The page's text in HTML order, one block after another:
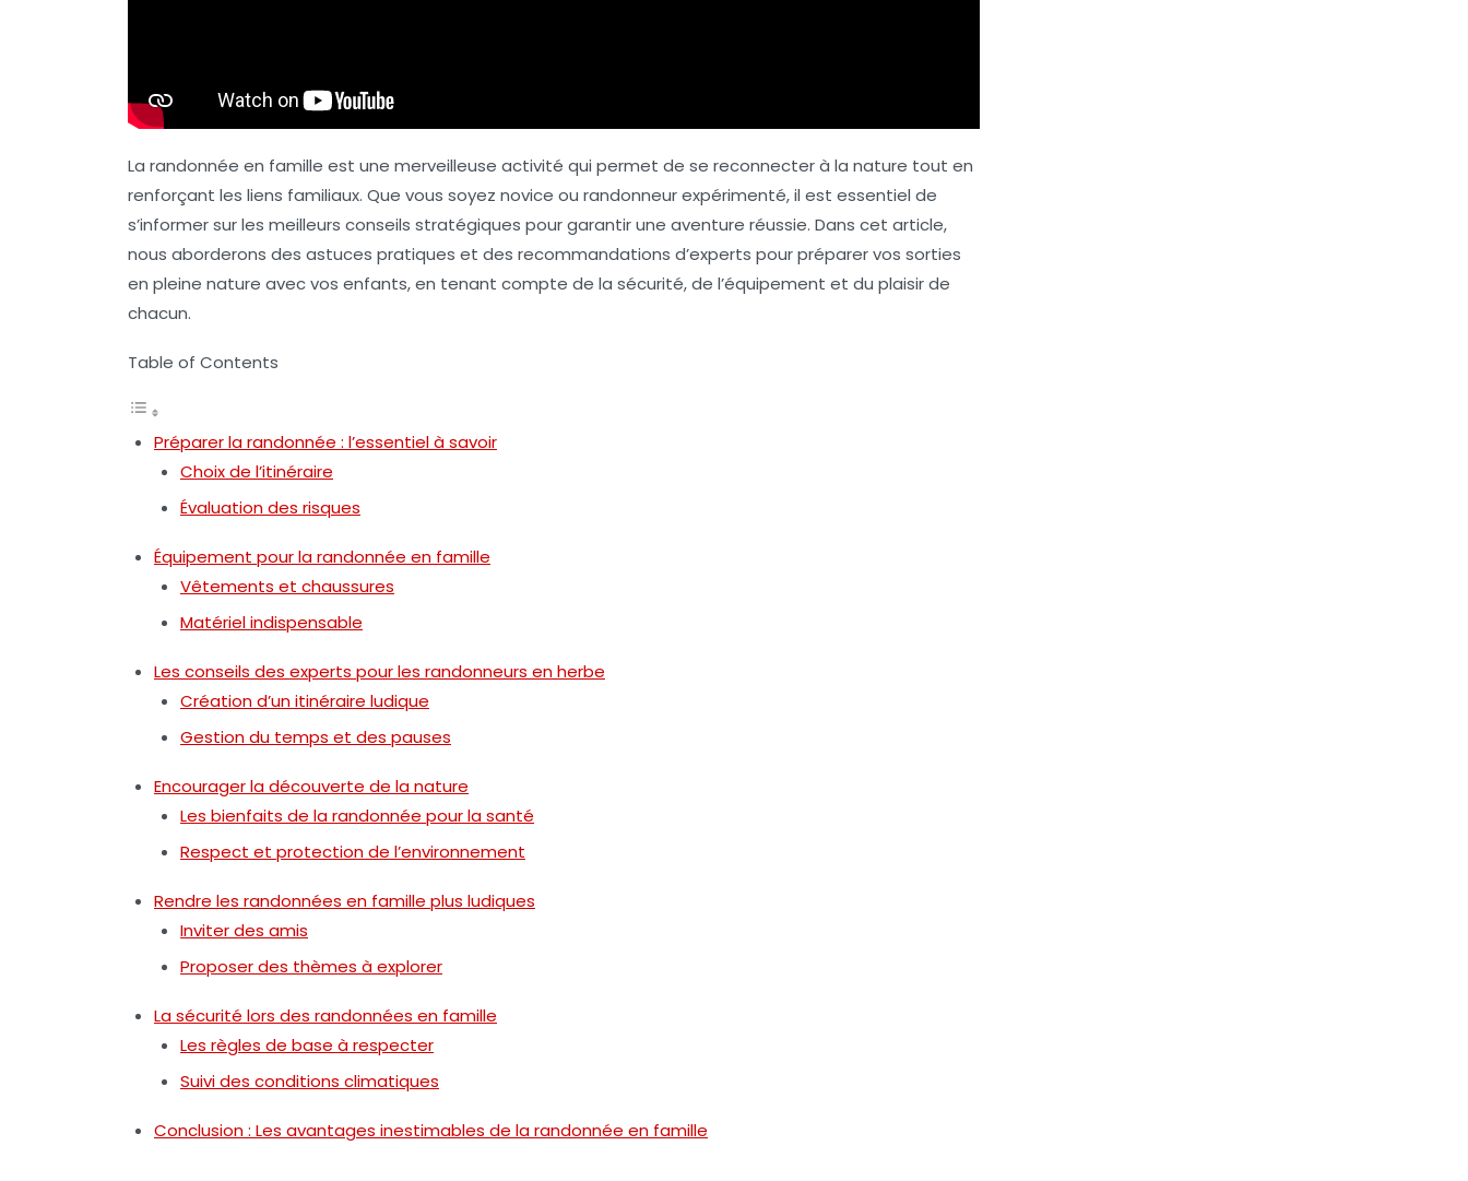
La randonnée en famille est une merveilleuse activité qui permet de se reconnecter à la nature tout en
renforçant les liens familiaux. Que vous soyez novice ou randonneur expérimenté, il est essentiel de
s’informer sur les meilleurs conseils stratégiques pour garantir une aventure réussie. Dans cet article,
nous aborderons des astuces pratiques et des recommandations d’experts pour préparer vos sorties
en pleine nature avec vos enfants, en tenant compte de la sécurité, de l’équipement et du plaisir de
chacun.
Table of Contents
Préparer la randonnée : l’essentiel à savoir
Choix de l’itinéraire
Évaluation des risques
Équipement pour la randonnée en famille
Vêtements et chaussures
Matériel indispensable
Les conseils des experts pour les randonneurs en herbe
Création d’un itinéraire ludique
Gestion du temps et des pauses
Encourager la découverte de la nature
Les bienfaits de la randonnée pour la santé
Respect et protection de l’environnement
Rendre les randonnées en famille plus ludiques
Inviter des amis
Proposer des thèmes à explorer
La sécurité lors des randonnées en famille
Les règles de base à respecter
Suivi des conditions climatiques
Conclusion : Les avantages inestimables de la randonnée en famille